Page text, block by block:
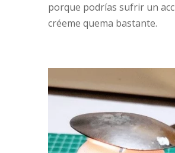
porque podrías sufrir un
créeme quema bastante.